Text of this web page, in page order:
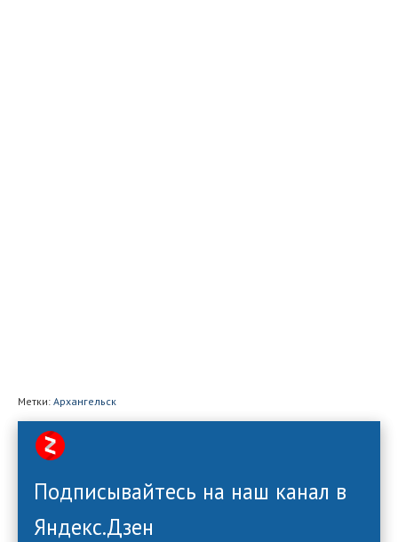
Метки: Архангельск
Подписывайтесь на наш канал в
Яндекс.Дзен